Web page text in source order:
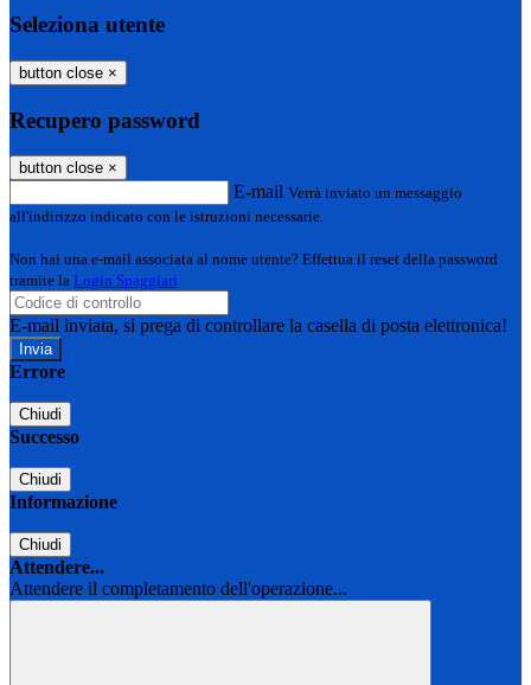
Seleziona utente
button close ×
Recupero password
button close ×
E-mail Verrà inviato un messaggio
all'indirizzo indicato con le istruzioni necessarie.
Non hai una e-mail associata al nome utente? Effettua il reset della password
tramite la Login Spaggiari
E-mail inviata, si prega di controllare la casella di posta elettronica!
Errore
Chiudi
Successo
Chiudi
Informazione
Chiudi
Attendere...
Attendere il completamento dell'operazione...